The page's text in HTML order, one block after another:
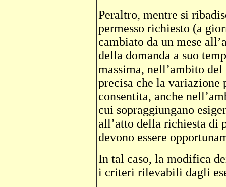
Peraltro, mentre si
permesso richiesto (a
cambiato da un mese
della domanda a suo
massima, nell’ambito
precisa che la variazione
consentita, anche
cui sopraggiungano
all’atto della richiesta di
devono essere
In tal caso, la modifica
i criteri rilevabili dagli